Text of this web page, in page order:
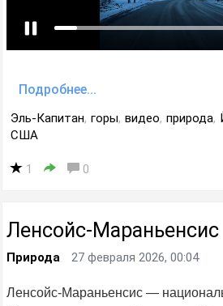
Подробнее...
Эль-Капитан, горы, видео, природа,
США
1 0
Ленсойс-Мараньенсис
Природа 27 февраля 2026, 00:04
Ленсойс-Мараньенсис —